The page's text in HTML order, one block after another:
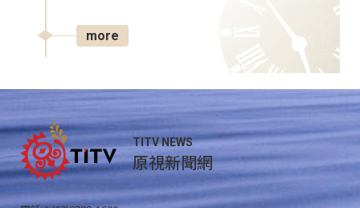
more
TITV NEWS
原視新聞網